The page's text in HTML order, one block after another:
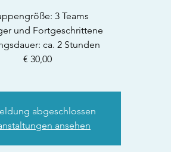
3 Teams
und Fortgeschrittene
ca. 2 Stunden
€ 30,00
abgeschlossen
ansehen